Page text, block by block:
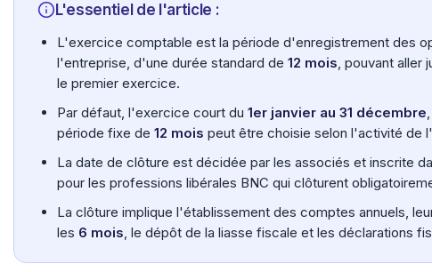
L'essentiel de l'article :
L'exercice comptable est la période d'enregistrement des
l'entreprise, d'une durée standard de 12 mois, pouvant aller
le premier exercice.
Par défaut, l'exercice court du 1er janvier au 31 décembre
période fixe de 12 mois peut être choisie selon l'activité de
La date de clôture est décidée par les associés et inscrite
pour les professions libérales BNC qui clôturent
La clôture implique l'établissement des comptes annuels,
les 6 mois, le dépôt de la liasse fiscale et les déclarations